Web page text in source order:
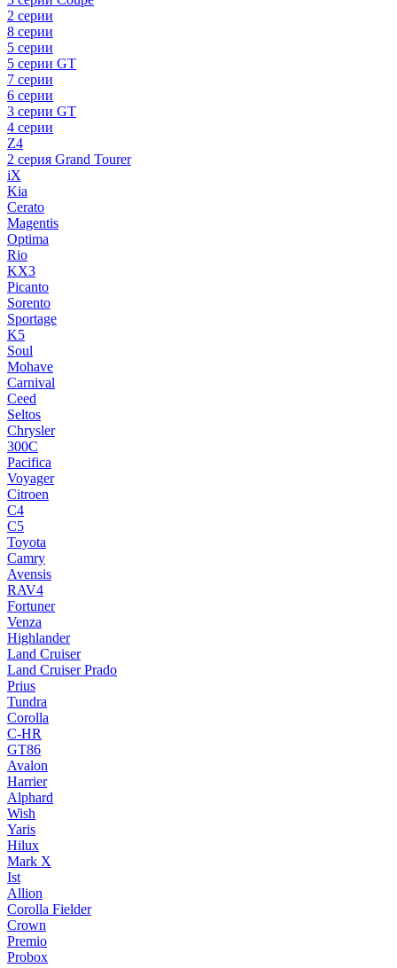
2 серии
8 серии
5 серии
5 серии GT
7 серии
6 серии
3 серии GT
4 серии
Z4
2 серия Grand Tourer
iX
Kia
Cerato
Magentis
Optima
Rio
KX3
Picanto
Sorento
Sportage
K5
Soul
Mohave
Carnival
Ceed
Seltos
Chrysler
300C
Pacifica
Voyager
Citroen
C4
C5
Toyota
Camry
Avensis
RAV4
Fortuner
Venza
Highlander
Land Cruiser
Land Cruiser Prado
Prius
Tundra
Corolla
C-HR
GT86
Avalon
Harrier
Alphard
Wish
Yaris
Hilux
Mark X
Ist
Allion
Corolla Fielder
Crown
Premio
Probox